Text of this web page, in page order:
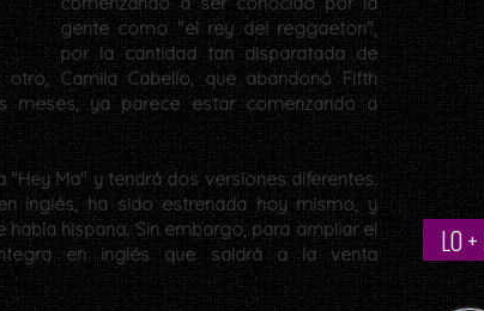
gente como "el rey del reggaeton",
por la cantidad tan disparatada de
Camila Cabello, que abandonó Fifth
meses, ya parece estar comenzando a
Ma" y tendrá dos versiones diferentes.
inglés, ha sido estrenada hoy mismo, y
hispana. Sin embargo, para ampliar el
en inglés que saldrá a la venta
LO